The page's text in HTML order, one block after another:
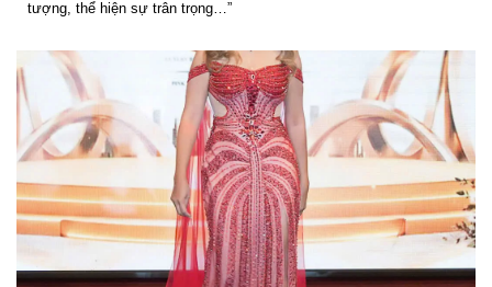
tượng, thể hiện sự trân trọng…”